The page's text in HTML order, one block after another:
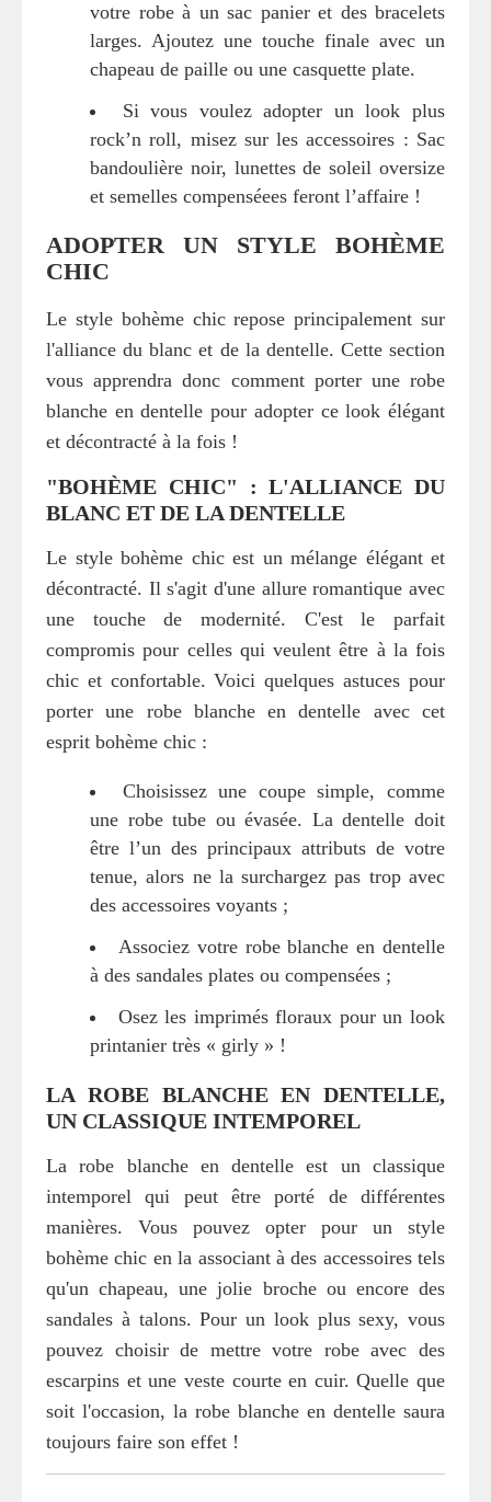
votre robe à un sac panier et des bracelets
larges. Ajoutez une touche finale avec un
chapeau de paille ou une casquette plate.
Si vous voulez adopter un look plus
rock’n roll, misez sur les accessoires : Sac
bandoulière noir, lunettes de soleil oversize
et semelles compenséees feront l’affaire !
ADOPTER UN STYLE BOHÈME
CHIC
Le style bohème chic repose principalement sur
l'alliance du blanc et de la dentelle. Cette section
vous apprendra donc comment porter une robe
blanche en dentelle pour adopter ce look élégant
et décontracté à la fois !
"BOHÈME CHIC" : L'ALLIANCE DU
BLANC ET DE LA DENTELLE
Le style bohème chic est un mélange élégant et
décontracté. Il s'agit d'une allure romantique avec
une touche de modernité. C'est le parfait
compromis pour celles qui veulent être à la fois
chic et confortable. Voici quelques astuces pour
porter une robe blanche en dentelle avec cet
esprit bohème chic :
Choisissez une coupe simple, comme
une robe tube ou évasée. La dentelle doit
être l’un des principaux attributs de votre
tenue, alors ne la surchargez pas trop avec
des accessoires voyants ;
Associez votre robe blanche en dentelle
à des sandales plates ou compensées ;
Osez les imprimés floraux pour un look
printanier très « girly » !
LA ROBE BLANCHE EN DENTELLE,
UN CLASSIQUE INTEMPOREL
La robe blanche en dentelle est un classique
intemporel qui peut être porté de différentes
manières. Vous pouvez opter pour un style
bohème chic en la associant à des accessoires tels
qu'un chapeau, une jolie broche ou encore des
sandales à talons. Pour un look plus sexy, vous
pouvez choisir de mettre votre robe avec des
escarpins et une veste courte en cuir. Quelle que
soit l'occasion, la robe blanche en dentelle saura
toujours faire son effet !